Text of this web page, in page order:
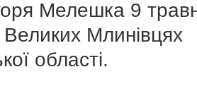
Мелешка 9
Млинівцях
області.